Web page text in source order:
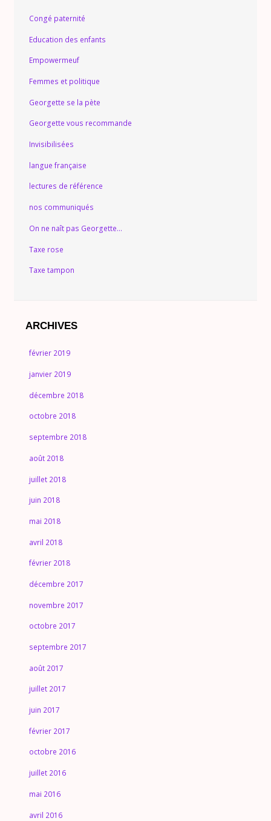
Congé paternité
Education des enfants
Empowermeuf
Femmes et politique
Georgette se la pète
Georgette vous recommande
Invisibilisées
langue française
lectures de référence
nos communiqués
On ne naît pas Georgette…
Taxe rose
Taxe tampon
ARCHIVES
février 2019
janvier 2019
décembre 2018
octobre 2018
septembre 2018
août 2018
juillet 2018
juin 2018
mai 2018
avril 2018
février 2018
décembre 2017
novembre 2017
octobre 2017
septembre 2017
août 2017
juillet 2017
juin 2017
février 2017
octobre 2016
juillet 2016
mai 2016
avril 2016